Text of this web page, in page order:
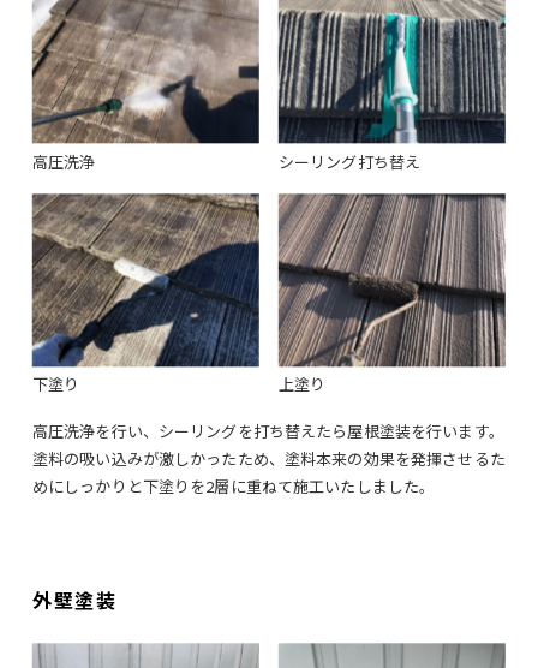
高圧洗浄 シーリング打ち替え
下塗り 上塗り
高圧洗浄を行い、シーリングを打ち替えたら屋根塗装を行います。
塗料の吸い込みが激しかったため、塗料本来の効果を発揮させるた
めにしっかりと下塗りを2層に重ねて施工いたしました。
外壁塗装